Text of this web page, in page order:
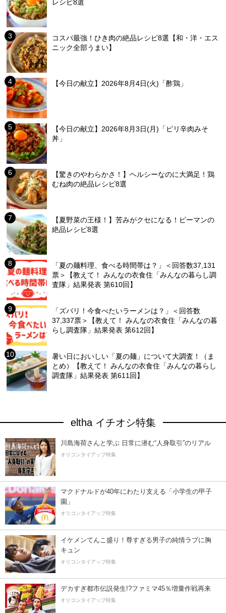
レシピ8選
コスパ最強！ひき肉の絶品レシピ8選【和・洋・エス
ニック全部うまい】
【今日の献立】2026年8月4日(火)「酢鶏」
【今日の献立】2026年8月3日(月)「ピリ辛肉みそ
丼」
【驚きのやわらかさ！】ヘルシーなのに大満足！鶏
むね肉の絶品レシピ8選
【夏野菜の王様！】苦みがクセになる！ピーマンの
絶品レシピ8選
「夏の麺料理、食べる時間帯は？」＜回答数37,131
票＞【教えて！ みんなの衣食住「みんなの暮らし調
査隊」結果発表 第610回】
「ズバリ！今食べたいラーメンは？」＜回答数
37,337票＞【教えて！ みんなの衣食住「みんなの暮
らし調査隊」結果発表 第612回】
暑い日においしい「夏の麺」について大調査！（ま
とめ）【教えて！ みんなの衣食住「みんなの暮らし
調査隊」結果発表 第611回】
eltha イチオシ特集
川島海荷さんと学ぶ 日常に潜む“人身取引”のリアル
オリコンタイアップ特集
マクドナルドが40年にわたり支える「小学生の甲子
園」
オリコンタイアップ特集
イケメンてんこ盛り！尊すぎる男子の純情ラブに胸
キュン
オリコンタイアップ特集
デカすぎ都市伝説発生!?ファミマ45％増量作戦再来
オリコンタイアップ特集